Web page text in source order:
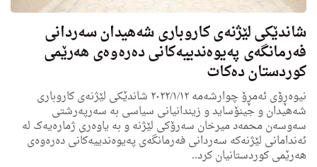
شاندێکی لێژنەی کاروباری شەهیدان سەردانی
فەرمانگەی پەیوەندییەکانی دەرەوەی هەرێمی
کوردستان دەکات
نیوەڕۆی ئەمڕۆ چوارشەمە ٢٠٢٢/١/١٢ شاندێکی لێژنەی کاروباری
شەهیدان و جینۆساید و زیندانیانی سیاسی بە سەرپەرشتی
سەوسەن محمەد میرخان سەرۆکی لێژنە و بە یاوەری ژمارەیەک لە
ئەندامانی لێژنەکە سەردانی فەرمانگەی پەیوەندییەکانی دەرەوەی
هەرێمی کوردستانیان کرد..